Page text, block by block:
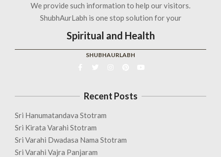
We provide such information to help our visitors.
ShubhAurLabh is one stop solution for your
Spiritual and Health
SHUBHAURLABH
Recent Posts
Sri Hanumatandava Stotram
Sri Kirata Varahi Stotram
Sri Varahi Dwadasa Nama Stotram
Sri Varahi Vajra Panjaram